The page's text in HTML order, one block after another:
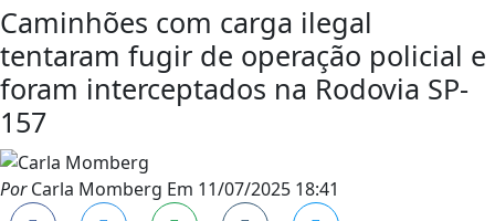
Caminhões com carga ilegal
tentaram fugir de operação policial e
foram interceptados na Rodovia SP-
157
PorCarla Momberg Em 11/07/2025 18:41